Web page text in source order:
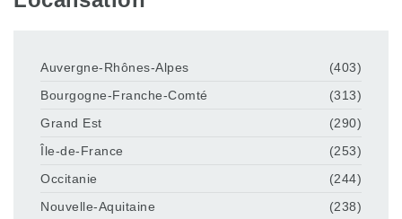
Auvergne-Rhônes-Alpes
(403)
Bourgogne-Franche-Comté
(313)
Grand Est
(290)
Île-de-France
(253)
Occitanie
(244)
Nouvelle-Aquitaine
(238)